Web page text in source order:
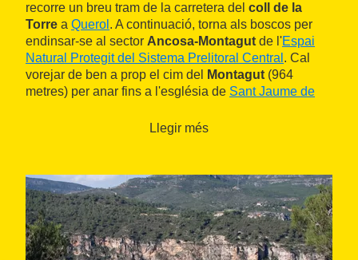
recorre un breu tram de la carretera del coll de la
Torre a Querol . A continuació, torna als boscos per
endinsar-se al sector Ancosa-Montagut de l'Espai
Natural Protegit del Sistema Prelitoral Central . Cal
vorejar de ben a prop el cim del
Montagut (964
metres) per anar fins a l'església de Sant Jaume de
sobre la muntanya i ofereix unes magnífiques vistes
Formigosa, al peu delpuig de Formigosa. Les vistes
de la vall del riu Gaià són espectaculars. Després de
passar per lafont d'en Jovany, s'assoleix el punt
més alt del recorregut, elcoll del Pinar de la Costa.
Els últims tres quilòmetres són de baixada fins arribar
Llegir més